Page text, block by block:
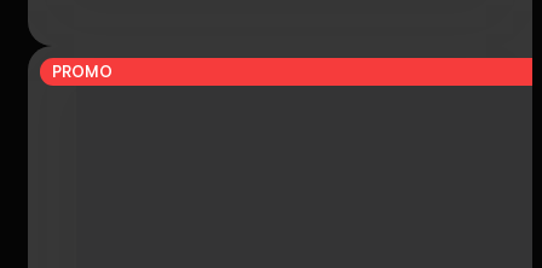
PROMO